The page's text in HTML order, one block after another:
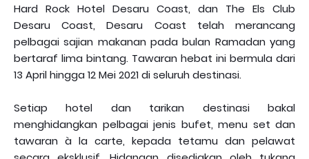
Hard Rock Hotel Desaru Coast, dan The Els Club
Desaru Coast, Desaru Coast telah merancang
pelbagai sajian makanan pada bulan Ramadan yang
bertaraf lima bintang. Tawaran hebat ini bermula dari
13 April hingga 12 Mei 2021 di seluruh destinasi.
Setiap hotel dan tarikan destinasi bakal
menghidangkan pelbagai jenis bufet, menu set dan
tawaran à la carte, kepada tetamu dan pelawat